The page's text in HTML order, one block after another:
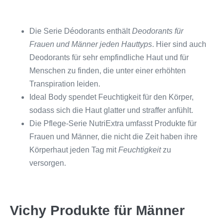
Die Serie Déodorants enthältDeodorants für
Frauen und Männer jeden Hauttyps. Hier sind auch
Deodorants für sehr empfindliche Haut und für
Menschen zu finden, die unter einer erhöhten
Transpiration leiden.
Ideal Body spendet Feuchtigkeit für den Körper,
sodass sich die Haut glatter und straffer anfühlt.
Die Pflege-Serie NutriExtra umfasst Produkte für
Frauen und Männer, die nicht die Zeit haben ihre
Körperhaut jeden Tag mitFeuchtigkeitzu
versorgen.
Vichy Produkte für Männer